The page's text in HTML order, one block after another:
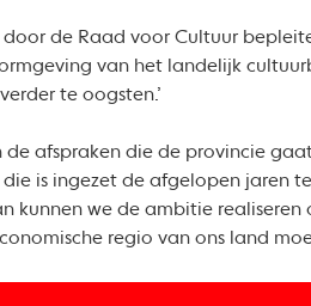
de Raad voor Cultuur
van het landelijk
te oogsten.’
afspraken die de provincie
is ingezet de afgelopen jaren
kunnen we de ambitie
regio van ons land